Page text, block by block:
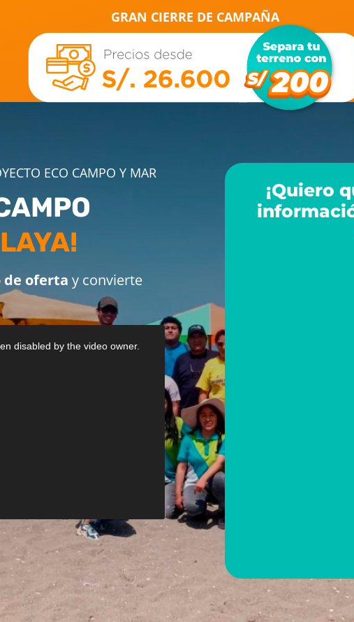
GRAN CIERRE DE CAMPAÑA
ECO CAMPO Y MAR
de oferta y convierte
¡Quiero